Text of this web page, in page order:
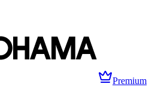
Premium